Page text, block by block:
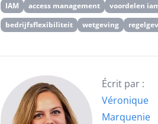
IAM access management voordelen
bedrijfsflexibiliteit
wetgeving
Écrit par :
Véronique
Marquenie